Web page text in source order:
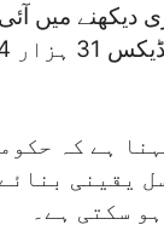
ہے کہ
یقینی
سکتی ہے۔